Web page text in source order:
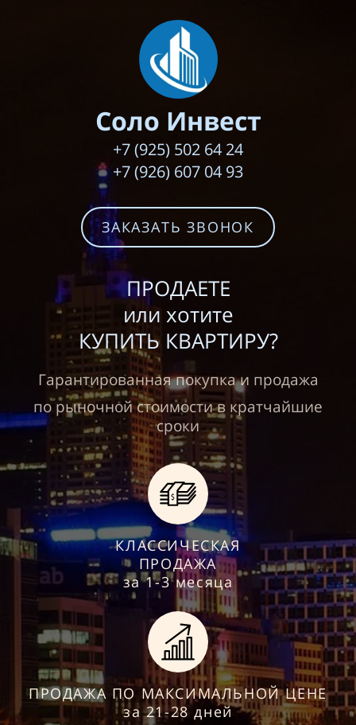
Соло Инвест
+7 (925) 502 64 24
+7 (926) 607 04 93
ЗАКАЗАТЬ ЗВОНОК
ПРОДАЕТЕ
или хотите
КУПИТЬ КВАРТИРУ?
Гарантированная покупка и продажа
по рыночной стоимости в кратчайшие
сроки
КЛАССИЧЕСКАЯ
ПРОДАЖА
за 1-3 месяца
ПРОДАЖА ПО МАКСИМАЛЬНОЙ ЦЕНЕ
за 21-28 дней